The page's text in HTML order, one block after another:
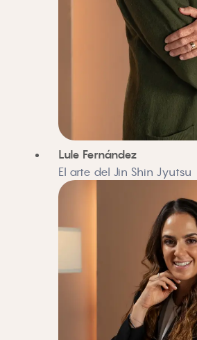
Lule Fernández
El arte del Jin Shin Jyutsu